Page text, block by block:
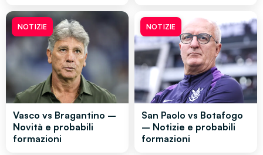
NOTIZIE
Vasco vs Bragantino –
Novità e probabili
formazioni
NOTIZIE
San Paolo vs Botafogo
– Notizie e probabili
formazioni